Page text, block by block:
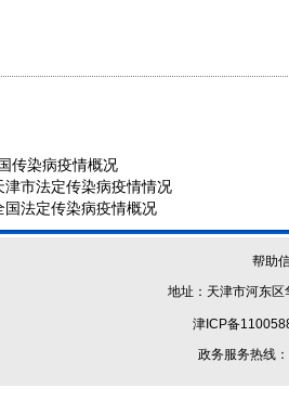
传染病疫情概况
津市法定传染病疫情情况
国法定传染病疫情概况
帮助
地址：天津市河
津ICP备
政务服务热线